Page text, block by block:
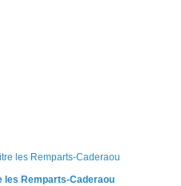
les Remparts-Caderaou